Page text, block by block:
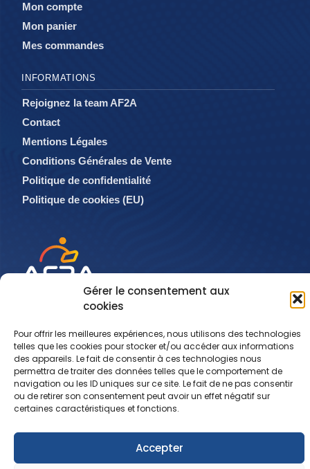
Gérer le consentement aux
cookies
Pour offrir les meilleures expériences, nous utilisons des technologies
telles que les cookies pour stocker et/ou accéder aux informations
des appareils. Le fait de consentir à ces technologies nous
permettra de traiter des données telles que le comportement de
navigation ou les ID uniques sur ce site. Le fait de ne pas consentir
ou de retirer son consentement peut avoir un effet négatif sur
certaines caractéristiques et fonctions.
Accepter
info@af2a.com
reclamation@af2a.com
01 56 88 56 00
Copyright 2024 AF2A. Tous droits réservés.
INFORMATIONS
Rejoignez la team AF2A
Contact
Mentions Légales
Conditions Générales de Vente
Politique de confidentialité
Politique de cookies (EU)
Mon compte
Mon panier
Mes commandes